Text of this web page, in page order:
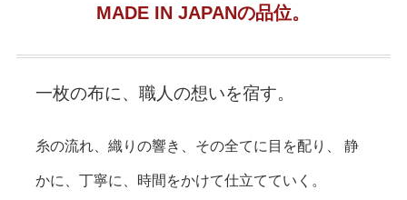
MADE IN JAPANの品位。
一枚の布に、職人の想いを宿す。
糸の流れ、織りの響き、その全てに目を配り、 静
かに、丁寧に、時間をかけて仕立てていく。